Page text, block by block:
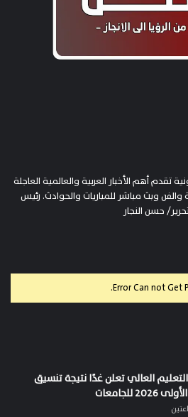
تقدم أهم الأخبار العربية والعالمية العاجلة
والفن وبث مباشر للمباريات والحوادث. رئيس
حسن النجار
Error Can not Get
العالي تعلن غدًا نتيجة تنسيق
للجامعات